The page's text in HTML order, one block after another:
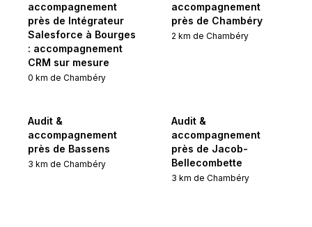
accompagnement
près de Intégrateur
Salesforce à Bourges
: accompagnement
CRM sur mesure
0 km de Chambéry
accompagnement
près de Chambéry
2 km de Chambéry
Audit &
accompagnement
près de Bassens
3 km de Chambéry
Audit &
accompagnement
près de Jacob-
Bellecombette
3 km de Chambéry